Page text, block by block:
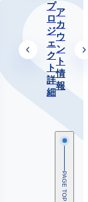
プ
ロ
ジ
ェ
ク
ト
詳
細
ア
カ
ウ
ン
ト
情
報
PAGE TOP